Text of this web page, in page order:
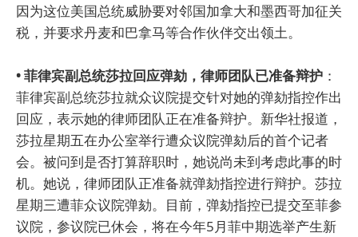
因为这位美国总统威胁要对邻国加拿大和墨西哥加征关
税，并要求丹麦和巴拿马等合作伙伴交出领土。
• 菲律宾副总统莎拉回应弹劾，律师团队已准备辩护 ：
菲律宾副总统莎拉就众议院提交针对她的弹劾指控作出
回应，表示她的律师团队正在准备辩护。新华社报道，
莎拉星期五在办公室举行遭众议院弹劾后的首个记者
会。被问到是否打算辞职时，她说尚未到考虑此事的时
机。她说，律师团队正准备就弹劾指控进行辩护。莎拉
星期三遭菲众议院弹劾。目前，弹劾指控已提交至菲参
议院，参议院已休会，将在今年5月菲中期选举产生新